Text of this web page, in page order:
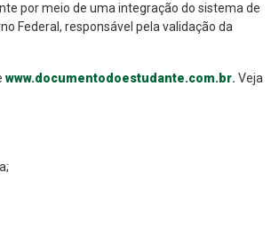
por meio de uma integração do sistema de
Federal, responsável pela validação da
www.documentodoestudante.com.br. Veja